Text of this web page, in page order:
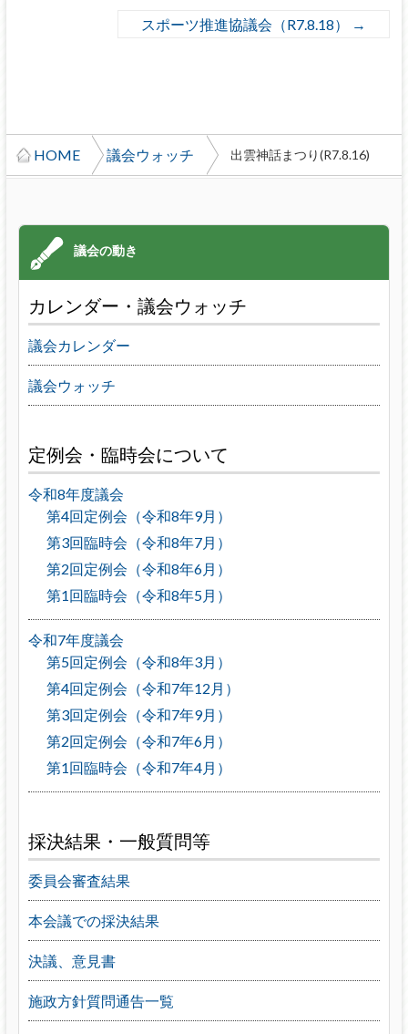
スポーツ推進協議会（R7.8.18） →
HOME 議会ウォッチ 出雲神話まつり(R7.8.16)
カレンダー・議会ウォッチ
議会カレンダー
議会ウォッチ
定例会・臨時会について
令和8年度議会
第4回定例会（令和8年9月）
第3回臨時会（令和8年7月）
第2回定例会（令和8年6月）
第1回臨時会（令和8年5月）
令和7年度議会
第5回定例会（令和8年3月）
第4回定例会（令和7年12月）
第3回定例会（令和7年9月）
第2回定例会（令和7年6月）
第1回臨時会（令和7年4月）
採決結果・一般質問等
委員会審査結果
本会議での採決結果
決議、意見書
施政方針質問通告一覧